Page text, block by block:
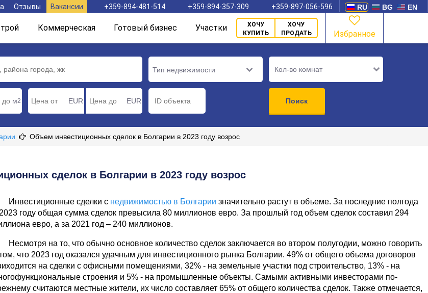
RU BG EN
Отзывы Вакансии +359-894-481-514 +359-894-357-309 +359-897-056-596
Коммерческая Готовый бизнес Участки
ХОЧУ
КУПИТЬ
ХОЧУ
ПРОДАТЬ
Избранное
м2 EUR EUR
Тип недвижимости Кол-во комнат
Поиск
Объем инвестиционных сделок в Болгарии в 2023 году возрос
сделок в Болгарии в 2023 году возрос
Инвестиционные сделки с недвижимостью в Болгарии значительно растут в объеме. За последние полгода
году общая сумма сделок превысила 80 миллионов евро. За прошлый год объем сделок составил 294
евро, а за 2021 год – 240 миллионов.
Несмотря на то, что обычно основное количество сделок заключается во втором полугодии, можно говорить
что 2023 год оказался удачным для инвестиционного рынка Болгарии. 49% от общего объема договоров
на сделки с офисными помещениями, 32% - на земельные участки под строительство, 13% - на
строения и 5% - на промышленные объекты. Самыми активными инвесторами по-
считаются местные жители, их число составляет 65% от общего количества сделок. Также отмечается,